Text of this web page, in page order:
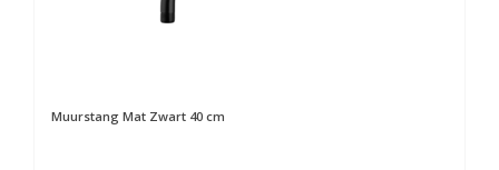
Muurstang Mat Zwart 40 cm